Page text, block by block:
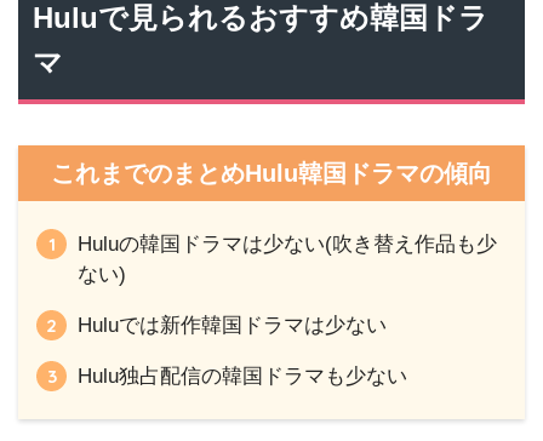
Huluで見られるおすすめ韓国ドラ
マ
これまでのまとめHulu韓国ドラマの傾向
Huluの韓国ドラマは少ない(吹き替え作品も少
ない)
Huluでは新作韓国ドラマは少ない
Hulu独占配信の韓国ドラマも少ない